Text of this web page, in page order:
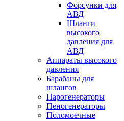
Форсунки для
АВД
Шланги
высокого
давления для
АВД
Аппараты высокого
давления
Барабаны для
шлангов
Парогенераторы
Пеногенераторы
Поломоечные